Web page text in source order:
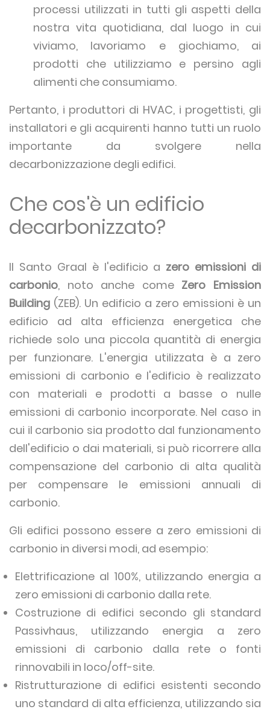
processi utilizzati in tutti gli aspetti della
nostra vita quotidiana, dal luogo in cui
viviamo, lavoriamo e giochiamo, ai
prodotti che utilizziamo e persino agli
alimenti che consumiamo.
Pertanto, i produttori di HVAC, i progettisti, gli
installatori e gli acquirenti hanno tutti un ruolo
importante da svolgere nella
decarbonizzazione degli edifici.
Che cos'è un edificio
decarbonizzato?
Il Santo Graal è l'edificio a zero emissioni di
carbonio, noto anche comeZero Emission
Building (ZEB). Un edificio a zero emissioni è un
edificio ad alta efficienza energetica che
richiede solo una piccola quantità di energia
per funzionare. L'energia utilizzata è a zero
emissioni di carbonio e l'edificio è realizzato
con materiali e prodotti a basse o nulle
emissioni di carbonio incorporate. Nel caso in
cui il carbonio sia prodotto dal funzionamento
dell'edificio o dai materiali, si può ricorrere alla
compensazione del carbonio di alta qualità
per compensare le emissioni annuali di
carbonio.
Gli edifici possono essere a zero emissioni di
carbonio in diversi modi, ad esempio:
Elettrificazione al 100%, utilizzando energia a
zero emissioni di carbonio dalla rete.
Costruzione di edifici secondo gli standard
Passivhaus, utilizzando energia a zero
emissioni di carbonio dalla rete o fonti
rinnovabili in loco/off-site.
Ristrutturazione di edifici esistenti secondo
uno standard di alta efficienza, utilizzando sia